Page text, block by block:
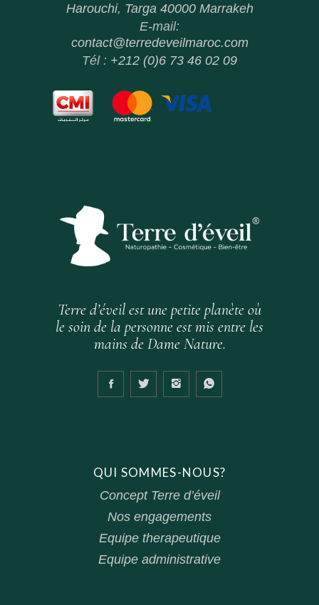
Harouchi, Targa 40000 Marrakeh
E-mail:
contact@terredeveilmaroc.com
Tél : +212 (0)6 73 46 02 09
Terre d’éveil est une petite planète où
le soin de la personne est mis entre les
mains de Dame Nature.
QUI SOMMES-NOUS?
Concept Terre d’éveil
Nos engagements
Equipe therapeutique
Equipe administrative